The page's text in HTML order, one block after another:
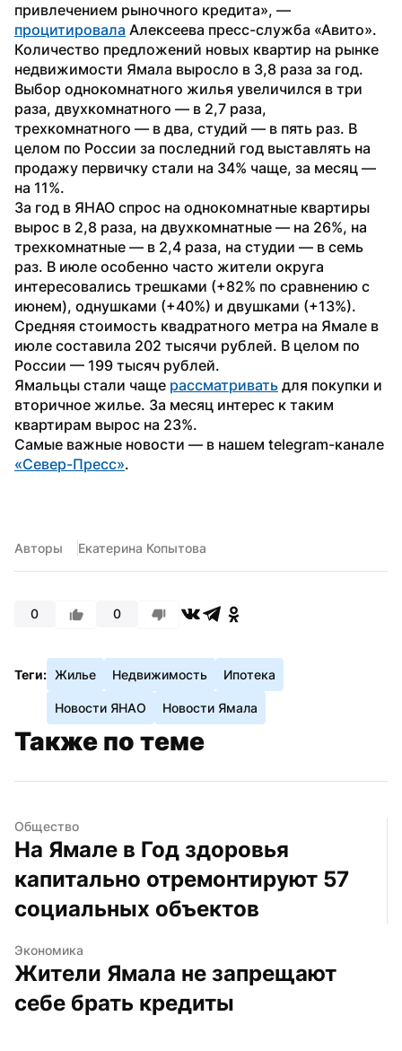
процитировала Алексеева пресс-служба «Авито».
Количество предложений новых квартир на рынке
недвижимости Ямала выросло в 3,8 раза за год.
Выбор однокомнатного жилья увеличился в три
раза, двухкомнатного — в 2,7 раза,
трехкомнатного — в два, студий — в пять раз. В
целом по России за последний год выставлять на
продажу первичку стали на 34% чаще, за месяц —
на 11%.
За год в ЯНАО спрос на однокомнатные квартиры
вырос в 2,8 раза, на двухкомнатные — на 26%, на
трехкомнатные — в 2,4 раза, на студии — в семь
раз. В июле особенно часто жители округа
интересовались трешками (+82% по сравнению с
июнем), однушками (+40%) и двушками (+13%).
Средняя стоимость квадратного метра на Ямале в
июле составила 202 тысячи рублей. В целом по
России — 199 тысяч рублей.
Ямальцы стали чаще рассматривать для покупки и
вторичное жилье. За месяц интерес к таким
квартирам вырос на 23%.
«Север-Пресс».
Авторы Екатерина Копытова
0 0
Теги: Жилье Недвижимость Ипотека
Новости ЯНАО Новости Ямала
Также по теме
Общество
На Ямале в Год здоровья
капитально отремонтируют 57
социальных объектов
Экономика
Жители Ямала не запрещают
себе брать кредиты